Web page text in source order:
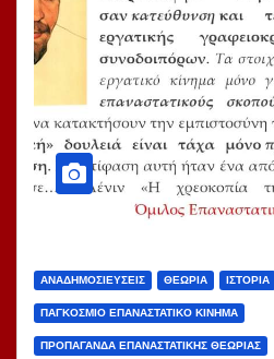
ΑΝΑΔΗΜΟΣΙΕΎΣΕΙΣ ΘΕΩΡΊΑ ΙΣΤΟΡΊΑ
ΠΑΓΚΌΣΜΙΟ ΕΠΑΝΑΣΤΑΤΙΚΌ ΚΊΝΗΜΑ
ΠΡΟΠΑΓΆΝΔΑ ΕΠΑΝΑΣΤΑΤΙΚΉΣ ΘΕΩΡΊΑΣ